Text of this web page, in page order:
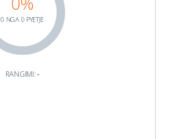
0 NGA 0 PYETJE
RANGIMI:-